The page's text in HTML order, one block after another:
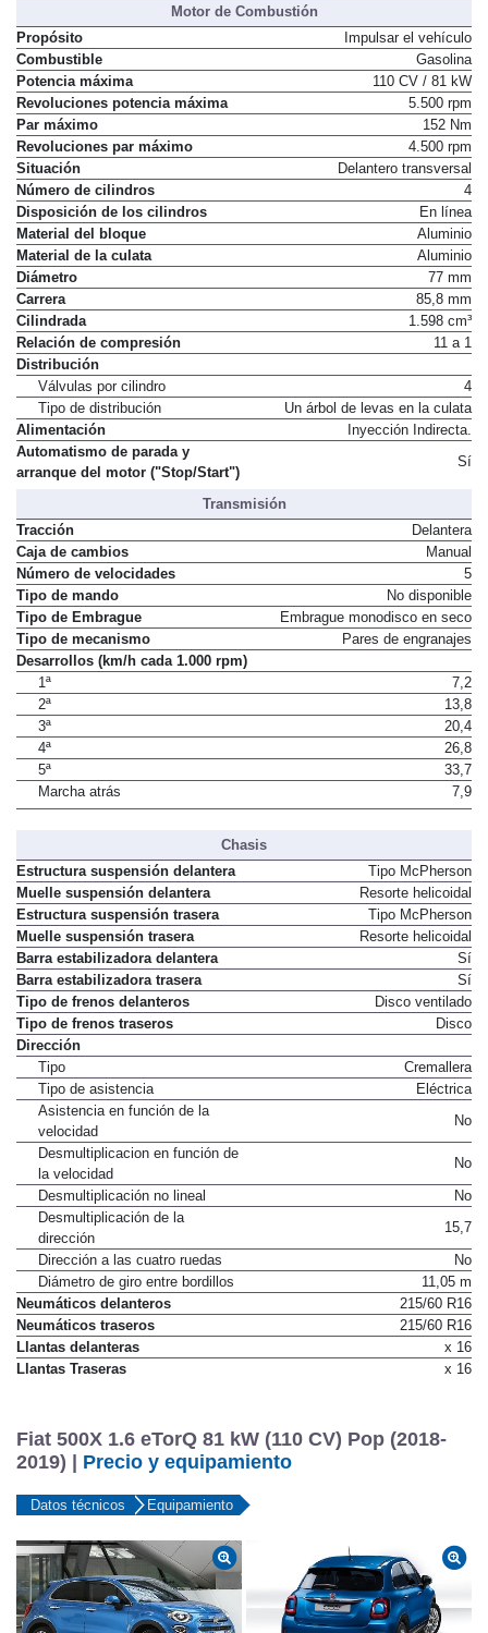
Motor de Combustión
Propósito
Impulsar el vehículo
Combustible
Gasolina
Potencia máxima
110 CV / 81 kW
Revoluciones potencia máxima
5.500 rpm
Par máximo
152 Nm
Revoluciones par máximo
4.500 rpm
Situación
Delantero transversal
Número de cilindros
4
Disposición de los cilindros
En línea
Material del bloque
Aluminio
Material de la culata
Aluminio
Diámetro
77 mm
Carrera
85,8 mm
Cilindrada
1.598 cm³
Relación de compresión
11 a 1
Distribución
Válvulas por cilindro
4
Tipo de distribución
Un árbol de levas en la culata
Alimentación
Inyección Indirecta.
Automatismo de parada y
arranque del motor ("Stop/Start")
Sí
Transmisión
Tracción
Delantera
Caja de cambios
Manual
Número de velocidades
5
Tipo de mando
No disponible
Tipo de Embrague
Embrague monodisco en seco
Tipo de mecanismo
Pares de engranajes
Desarrollos (km/h cada 1.000 rpm)
1ª
7,2
2ª
13,8
3ª
20,4
4ª
26,8
5ª
33,7
Marcha atrás
7,9
Chasis
Estructura suspensión delantera
Tipo McPherson
Muelle suspensión delantera
Resorte helicoidal
Estructura suspensión trasera
Tipo McPherson
Muelle suspensión trasera
Resorte helicoidal
Barra estabilizadora delantera
Sí
Barra estabilizadora trasera
Sí
Tipo de frenos delanteros
Disco ventilado
Tipo de frenos traseros
Disco
Dirección
Tipo
Cremallera
Tipo de asistencia
Eléctrica
Asistencia en función de la
velocidad
No
Desmultiplicacion en función de
la velocidad
No
Desmultiplicación no lineal
No
Desmultiplicación de la
dirección
15,7
Dirección a las cuatro ruedas
No
Diámetro de giro entre bordillos
11,05 m
Neumáticos delanteros
215/60 R16
Neumáticos traseros
215/60 R16
Llantas delanteras
x 16
Llantas Traseras
x 16
Fiat 500X 1.6 eTorQ 81 kW (110 CV) Pop (2018-
2019) | Precio y equipamiento
Datos técnicos Equipamiento